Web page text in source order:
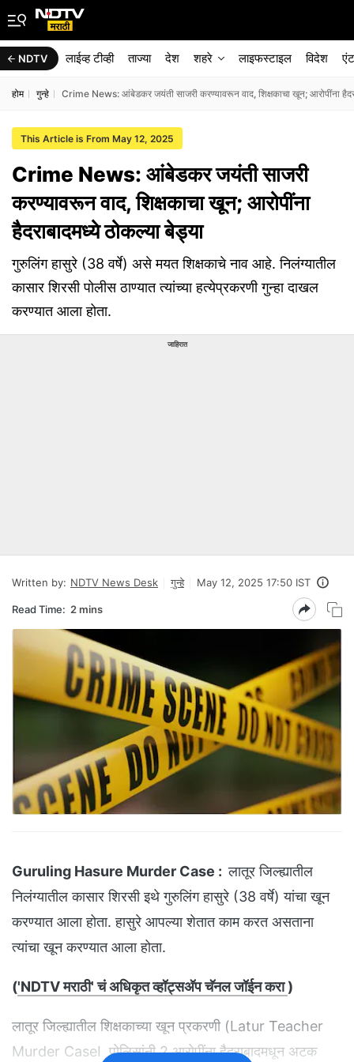
NDTV लाईव्ह टीव्ही ताज्या देश शहरे लाइफस्टाइल विदेश
होम गुन्हे Crime News: आंबेडकर जयंती साजरी करण्यावरून वाद, शिक्षकाचा खून; आरोपींना
This Article is From May 12, 2025
Crime News: आंबेडकर जयंती साजरी
करण्यावरून वाद, शिक्षकाचा खून; आरोपींना
हैदराबादमध्ये ठोकल्या बेड्या
गुरुलिंग हासुरे (38 वर्षे) असे मयत शिक्षकाचे नाव आहे. निलंग्यातील
कासार शिरसी पोलीस ठाण्यात त्यांच्या हत्येप्रकरणी गुन्हा दाखल
करण्यात आला होता.
जाहिरात
Written by: NDTV News Desk गुन्हे May 12, 2025 17:50 IST
Read Time: 2 mins
Guruling Hasure Murder Case :लातूर जिल्ह्यातील
निलंग्यातील कासार शिरसी इथे गुरुलिंग हासुरे (38 वर्षे) यांचा खून
करण्यात आला होता. हासुरे आपल्या शेतात काम करत असताना
त्यांचा खून करण्यात आला होता.
('NDTV मराठी' चं अधिकृत व्हॉट्सअ‍ॅप चॅनल जॉईन करा)
लातूर जिल्ह्यातील शिक्षकाच्या खून प्रकरणी (Latur Teacher
Murder CaseI पोलिसांनी 2 आरोपींना हैदराबादमधून अटक